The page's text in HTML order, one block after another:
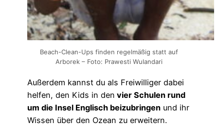
Beach-Clean-Ups finden regelmäßig statt auf
Arborek – Foto: Prawesti Wulandari
Außerdem kannst du als Freiwilliger dabei
helfen, den Kids in den vier Schulen rund
um die Insel Englisch beizubringen und ihr
Wissen über den Ozean zu erweitern.